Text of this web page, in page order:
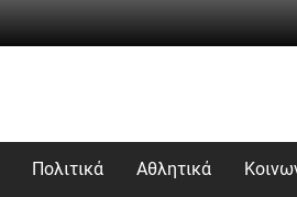
Πολιτικά Αθλητικά